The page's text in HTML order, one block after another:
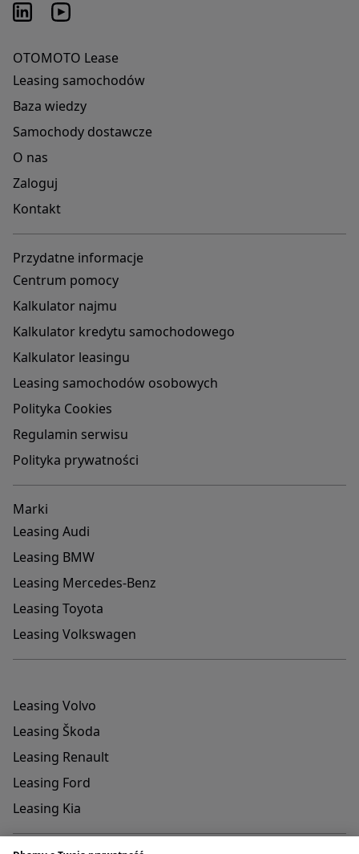
OTOMOTO Lease
Leasing samochodów
Baza wiedzy
Samochody dostawcze
O nas
Zaloguj
Kontakt
Przydatne informacje
Centrum pomocy
Kalkulator najmu
Kalkulator kredytu samochodowego
Kalkulator leasingu
Leasing samochodów osobowych
Polityka Cookies
Regulamin serwisu
Polityka prywatności
Marki
Leasing Audi
Leasing BMW
Leasing Mercedes-Benz
Leasing Toyota
Leasing Volkswagen
Leasing Volvo
Leasing Škoda
Leasing Renault
Leasing Ford
Leasing Kia